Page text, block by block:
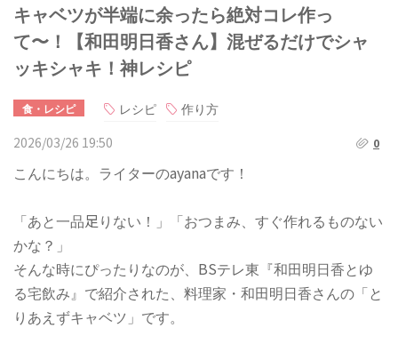
キャベツが半端に余ったら絶対コレ作っ
て〜！【和田明日香さん】混ぜるだけでシャ
ッキシャキ！神レシピ
食・レシピ レシピ
作り方
2026/03/26 19:50
0
こんにちは。ライターのayanaです！
「あと一品足りない！」「おつまみ、すぐ作れるものない
かな？」
そんな時にぴったりなのが、BSテレ東『和田明日香とゆ
る宅飲み』で紹介された、料理家・和田明日香さんの「と
りあえずキャベツ」です。